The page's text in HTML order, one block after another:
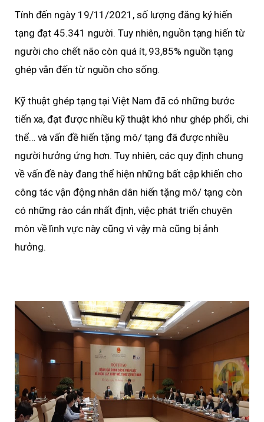
Tính đến ngày 19/11/2021, số lượng đăng ký hiến
tạng đạt 45.341 người. Tuy nhiên, nguồn tạng hiến từ
người cho chết não còn quá ít, 93,85% nguồn tạng
ghép vẫn đến từ nguồn cho sống.
Kỹ thuật ghép tạng tại Việt Nam đã có những bước
tiến xa, đạt được nhiều kỹ thuật khó như ghép phổi, chi
thể… và vấn đề hiến tặng mô/ tạng đã được nhiều
người hưởng ứng hơn. Tuy nhiên, các quy định chung
về vấn đề này đang thể hiện những bất cập khiến cho
công tác vận động nhân dân hiến tặng mô/ tạng còn
có những rào cản nhất định, việc phát triển chuyên
môn về lình vực này cũng vì vậy mà cũng bị ảnh
hưởng.